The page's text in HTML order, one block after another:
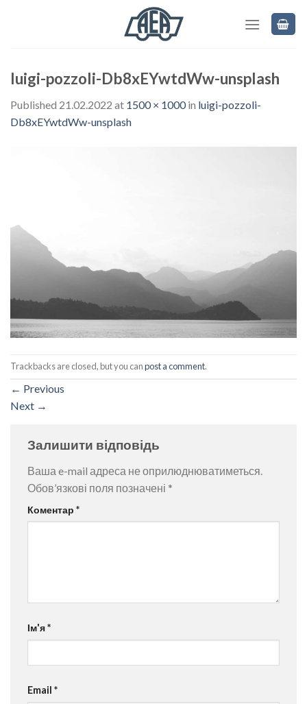
luigi-pozzoli-Db8xEYwtdWw-unsplash
Published 21.02.2022 at 1500 × 1000in luigi-pozzoli-
Db8xEYwtdWw-unsplash
Trackbacks are closed, but you canpost a comment.
← Previous
Next →
Залишити відповідь
Ваша e-mail адреса не оприлюднюватиметься.
Обов’язкові поля позначені *
Коментар *
Ім'я*
Email *